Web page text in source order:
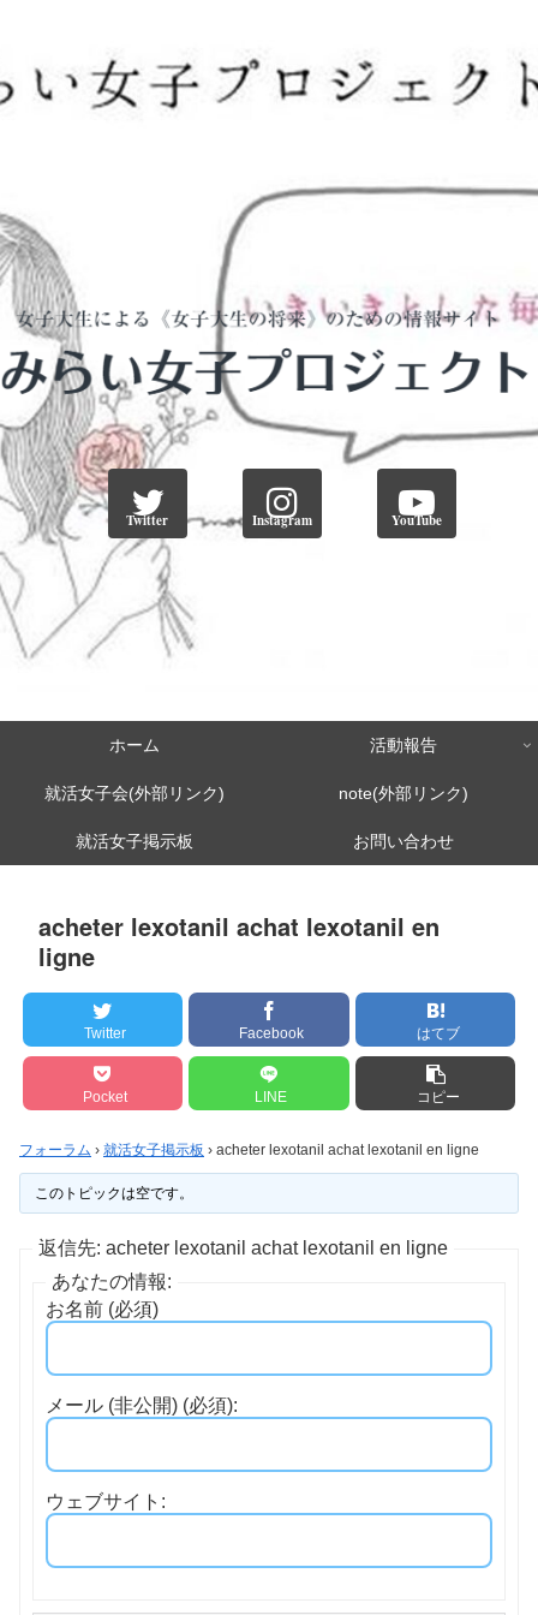
Twitter Instagram YouTube
ホーム 活動報告
就活女子会(外部リンク) note(外部リンク)
就活女子掲示板 お問い合わせ
acheter lexotanil achat lexotanil en
ligne
Twitter Facebook はてブ
Pocket LINE コピー
フォーラム › 就活女子掲示板 › acheter lexotanil achat lexotanil en ligne
このトピックは空です。
返信先: acheter lexotanil achat lexotanil en ligne
あなたの情報:
お名前 (必須)
メール (非公開) (必須):
ウェブサイト: